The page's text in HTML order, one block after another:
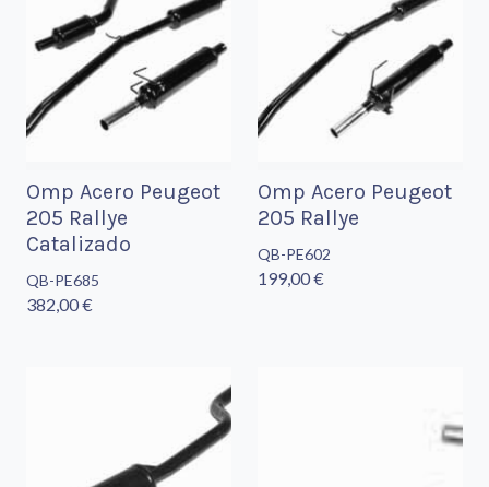
Omp Acero Peugeot
205 Rallye
Catalizado
QB-PE685
382,00 €
Omp Acero Peugeot
205 Rallye
QB-PE602
199,00 €